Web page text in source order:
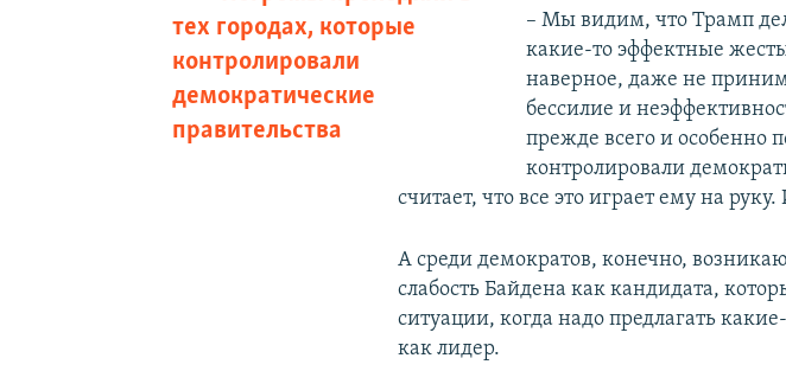
тех городах, которые
контролировали
демократические
правительства
– Мы видим, что Трамп
какие-то эффектные
наверное, даже не
бессилие и
прежде всего и особенно
контролировали
считает, что все это играет ему на
А среди демократов, конечно,
слабость Байдена как кандидата,
ситуации, когда надо предлагать
как лидер.